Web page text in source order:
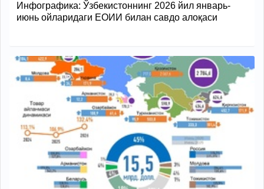
Инфографика: Ўзбекистоннинг 2026 йил январь-
июнь ойларидаги ЕОИИ билан савдо алоқаси